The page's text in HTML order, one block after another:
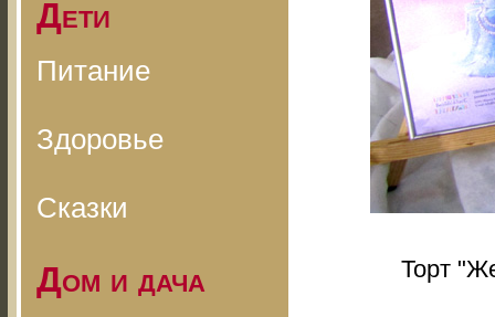
Дети
Питание
Здоровье
Сказки
Дом и дача Торт